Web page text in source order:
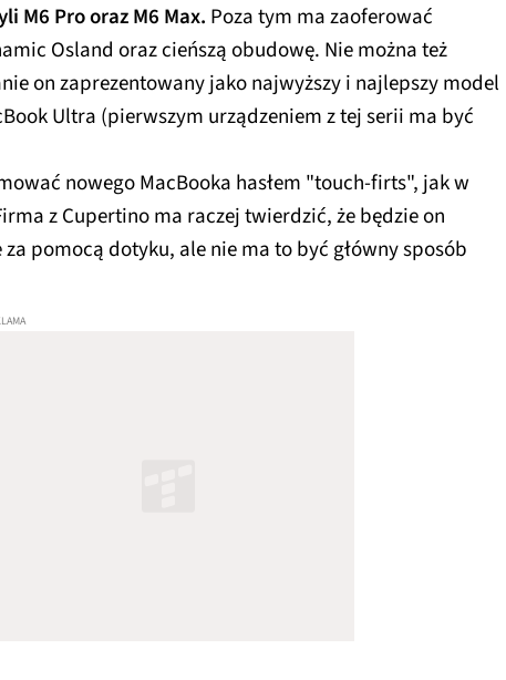
M6 Pro oraz M6 Max. Poza tym ma zaoferować
Osland oraz cieńszą obudowę. Nie można też
on zaprezentowany jako najwyższy i najlepszy model
Ultra (pierwszym urządzeniem z tej serii ma być
nowego MacBooka hasłem "touch-firts", jak w
z Cupertino ma raczej twierdzić, że będzie on
za pomocą dotyku, ale nie ma to być główny sposób